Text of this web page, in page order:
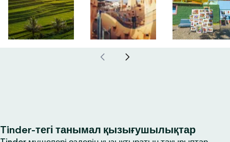
Tinder-тегі танымал қызығушылықтар